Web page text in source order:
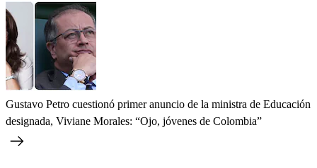
Gustavo Petro cuestionó primer anuncio de la ministra de Educación
designada, Viviane Morales: “Ojo, jóvenes de Colombia”